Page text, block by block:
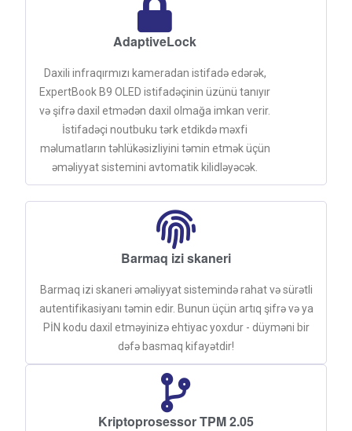
AdaptiveLock
Daxili infraqırmızı kameradan istifadə edərək,
ExpertBook B9 OLED istifadəçinin üzünü tanıyır
və şifrə daxil etmədən daxil olmağa imkan verir.
İstifadəçi noutbuku tərk etdikdə məxfi
məlumatların təhlükəsizliyini təmin etmək üçün
əməliyyat sistemini avtomatik kilidləyəcək.
Barmaq izi skaneri
Barmaq izi skaneri əməliyyat sistemində rahat və sürətli
autentifikasiyanı təmin edir. Bunun üçün artıq şifrə və ya
PİN kodu daxil etməyinizə ehtiyac yoxdur - düyməni bir
dəfə basmaq kifayətdir!
Kriptoprosessor TPM 2.05